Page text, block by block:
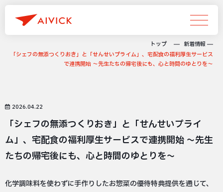
トップ
新着情報
「シェフの無添つくりおき」と「せんせいプライム」、宅配食の福利厚生サービス
で連携開始 〜先生たちの帰宅後にも、心と時間のゆとりを～
2026.04.22
「シェフの無添つくりおき」と「せんせいプライ
ム」、宅配食の福利厚生サービスで連携開始 〜先生
たちの帰宅後にも、心と時間のゆとりを～
化学調味料を使わずに手作りしたお惣菜の優待特典提供を通じて、